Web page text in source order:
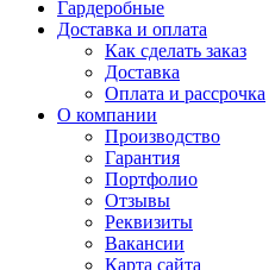
Гардеробные
Доставка и оплата
Как сделать заказ
Доставка
Оплата и рассрочка
О компании
Производство
Гарантия
Портфолио
Отзывы
Реквизиты
Вакансии
Карта сайта